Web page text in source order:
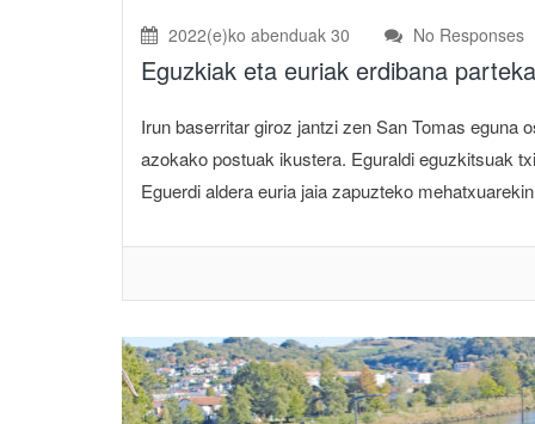
2022(e)ko abenduak 30 No Responses
Eguzkiak eta euriak erdibana
Irun baserritar giroz jantzi zen San Tomas eguna
azokako postuak ikustera. Eguraldi eguzkitsuak
Eguerdi aldera euria jaia zapuzteko